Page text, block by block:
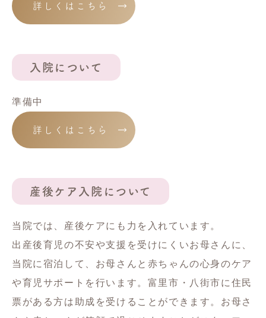
詳しくはこちら
入院について
準備中
詳しくはこちら
産後ケア入院について
当院では、産後ケアにも力を入れています。
出産後育児の不安や支援を受けにくいお母さんに、
当院に宿泊して、お母さんと赤ちゃんの心身のケア
や育児サポートを行います。富里市・八街市に住民
票がある方は助成を受けることができます。お母さ